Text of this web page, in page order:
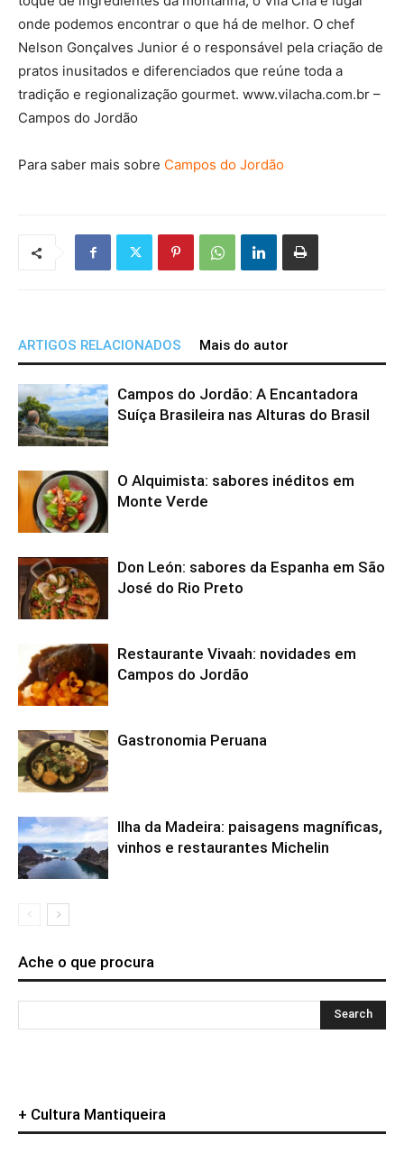
onde podemos encontrar o que há de melhor. O chef
Nelson Gonçalves Junior é o responsável pela criação de
pratos inusitados e diferenciados que reúne toda a
tradição e regionalização gourmet. www.vilacha.com.br –
Campos do Jordão
Para saber mais sobre Campos do Jordão
ARTIGOS RELACIONADOS Mais do autor
Campos do Jordão: A Encantadora
Suíça Brasileira nas Alturas do Brasil
O Alquimista: sabores inéditos em
Monte Verde
Don León: sabores da Espanha em São
José do Rio Preto
Restaurante Vivaah: novidades em
Campos do Jordão
Gastronomia Peruana
Ilha da Madeira: paisagens magníficas,
vinhos e restaurantes Michelin
Ache o que procura
+ Cultura Mantiqueira